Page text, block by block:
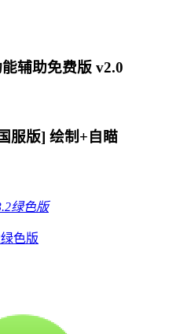
辅助免费版 v2.0
服版] 绘制+自瞄
色版